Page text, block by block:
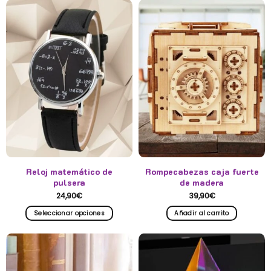
producto
tiene
múltiples
variantes.
Las
opciones
se
pueden
elegir
en
la
página
de
producto
Reloj matemático de
pulsera
24,90€
Seleccionar opciones
Rompecabezas caja fuerte
de madera
39,90€
Añadir al carrito